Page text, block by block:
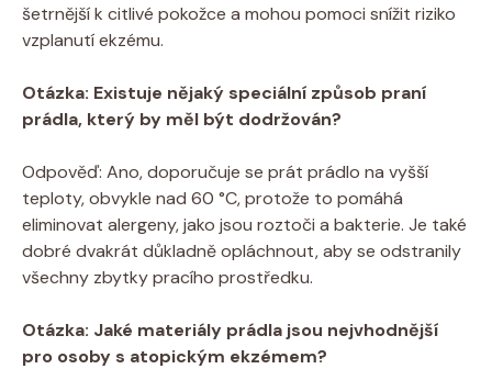
šetrnější k citlivé pokožce‌ a mohou ‍pomoci snížit riziko
vzplanutí ekzému.
Otázka:‌ Existuje nějaký speciální způsob praní
‍prádla, který‌ by ‌měl být dodržován?
Odpověď: Ano, doporučuje se prát prádlo na vyšší
‍teploty, obvykle nad 60 ⁢°C, protože to pomáhá ​
eliminovat alergeny, jako ⁣jsou ⁣roztoči a bakterie. Je také
dobré dvakrát důkladně opláchnout, aby se odstranily‌
všechny ‌zbytky pracího prostředku.
Otázka: Jaké materiály prádla jsou nejvhodnější⁢
pro ⁤osoby ⁣s atopickým ekzémem?